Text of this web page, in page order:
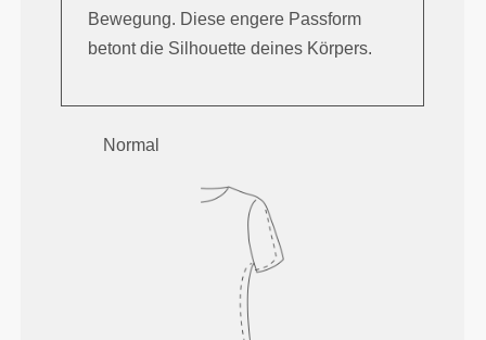
Bewegung. Diese engere Passform
betont die Silhouette deines Körpers.
Normal